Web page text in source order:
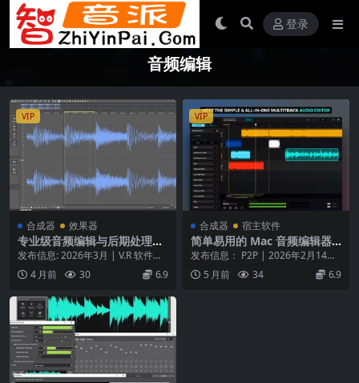
登录
音频编辑
VIP
合成器 效果器
专业级音频编辑与后期处理工
作站 BorisFX SoundForge P
发布信息: 2026年3月 | V.R 软件类
型: 专业级音频编辑与后期处理工
作...4 月前 30 6.9
VIP
合成器 宿主软件
简单易用的 Mac 音频编辑器 –
Bitnite Audio One Easy Mu
sic Editing v1.19.0 macOS
发布信息： P2P | 2026年2月14日
平台： macOS 产品概述 专为...
5 月前 34 6.9